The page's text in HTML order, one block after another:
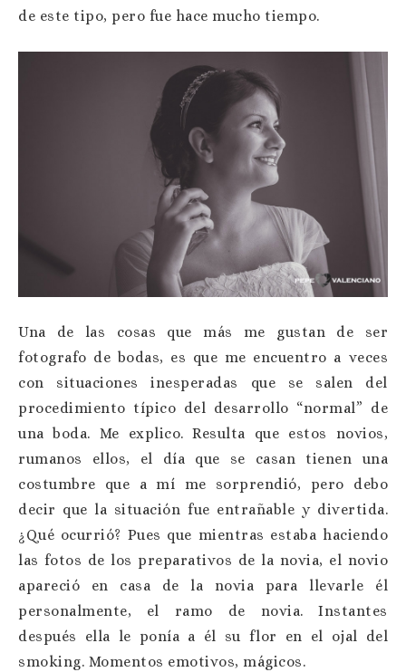
de este tipo, pero fue hace mucho tiempo.
Una de las cosas que más me gustan de ser
fotografo de bodas, es que me encuentro a veces
con situaciones inesperadas que se salen del
procedimiento típico del desarrollo “normal” de
una boda. Me explico. Resulta que estos novios,
rumanos ellos, el día que se casan tienen una
costumbre que a mí me sorprendió, pero debo
decir que la situación fue entrañable y divertida.
¿Qué ocurrió? Pues que mientras estaba haciendo
las fotos de los preparativos de la novia, el novio
apareció en casa de la novia para llevarle él
personalmente, el ramo de novia. Instantes
después ella le ponía a él su flor en el ojal del
smoking. Momentos emotivos, mágicos.